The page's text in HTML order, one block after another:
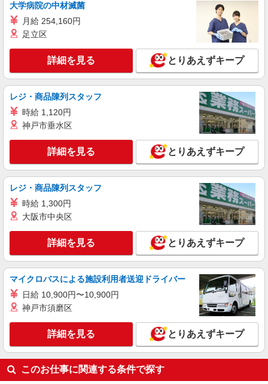
アルバイト
丸亀製麺島忠ホームズ草加舎人店
時給1200円〜
埼玉県草加市遊馬町２－１島忠ホームズ草加舎
キープ 詳細を見る
ファミリー食堂 山田うどん食堂 原町店（店舗番号017）
うどん食堂のキッチンスタッフ
5:15〜9:00／時給1200円 9:00〜21:30／時給
1150円 高校生／時給1150円 日・祝日は時給50円
ファミリー食堂 山田うどん食堂 原町店
キープ 詳細を見る
大学病院の中材滅菌
月給 254,160円
足立区
詳細を見る とりあえずキープ
レジ・商品陳列スタッフ
時給 1,120円
神戸市垂水区
詳細を見る とりあえずキープ
レジ・商品陳列スタッフ
時給 1,300円
大阪市中央区
詳細を見る とりあえずキープ
マイクロバスによる施設利用者送迎ドライバー
日給 10,900円〜10,900円
神戸市須磨区
詳細を見る とりあえずキープ
このお仕事に関連する条件で探す